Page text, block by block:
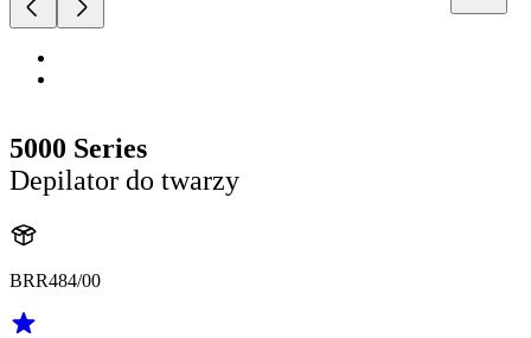
5000 Series
Depilator do twarzy
BRR484/00